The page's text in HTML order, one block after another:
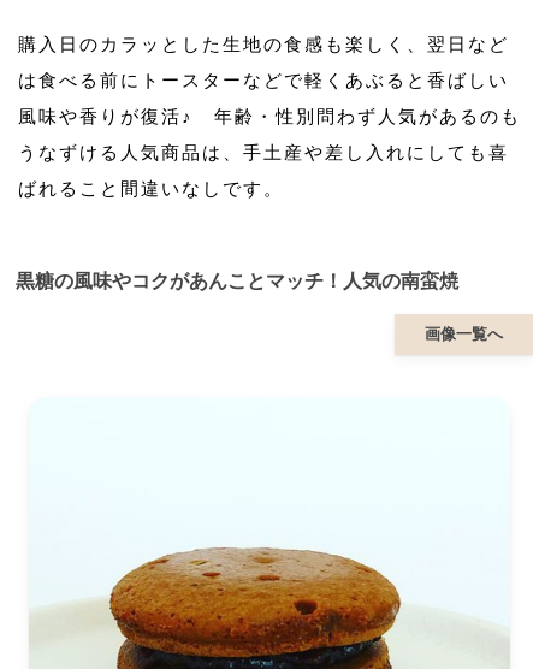
購入日のカラッとした生地の食感も楽しく、翌日など
は食べる前にトースターなどで軽くあぶると香ばしい
風味や香りが復活♪ 年齢・性別問わず人気があるのも
うなずける人気商品は、手土産や差し入れにしても喜
ばれること間違いなしです。
黒糖の風味やコクがあんことマッチ！人気の南蛮焼
画像一覧へ